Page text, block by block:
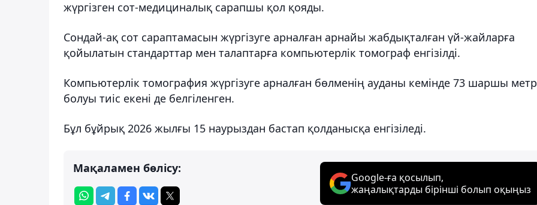
жүргізген сот-медициналық сарапшы қол қояды.
Сондай-ақ сот сараптамасын жүргізуге арналған арнайы жабдықталған үй-жайларға
қойылатын стандарттар мен талаптарға компьютерлік томограф енгізілді.
Компьютерлік томография жүргізуге арналған бөлменің ауданы кемінде 73 шаршы метр
болуы тиіс екені де белгіленген.
Бұл бұйрық 2026 жылғы 15 наурыздан бастап қолданысқа енгізіледі.
Мақаламен бөлісу:
Google-ға қосылып,
жаңалықтарды бірінші болып оқыңыз